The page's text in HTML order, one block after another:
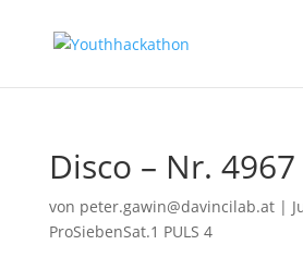
Disco – Nr. 4967
von peter.gawin@davincilab.at|
ProSiebenSat.1 PULS 4